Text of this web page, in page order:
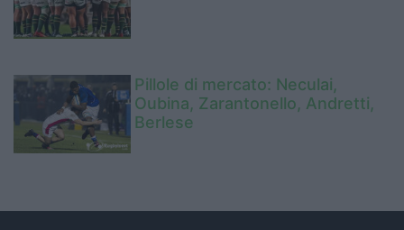
Pillole di mercato: Neculai,
Oubina, Zarantonello, Andretti,
Berlese